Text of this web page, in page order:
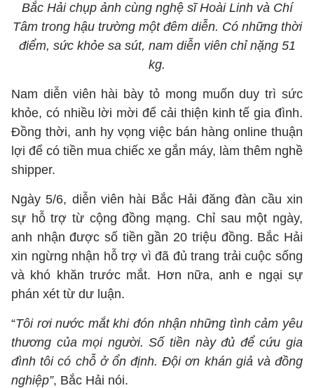
Bắc Hải chụp ảnh cùng nghệ sĩ Hoài Linh và Chí
Tâm trong hậu trường một đêm diễn. Có những thời
điểm, sức khỏe sa sút, nam diễn viên chỉ nặng 51
kg.
Nam diễn viên hài bày tỏ mong muốn duy trì sức
khỏe, có nhiều lời mời để cải thiện kinh tế gia đình.
Đồng thời, anh hy vọng việc bán hàng online thuận
lợi để có tiền mua chiếc xe gắn máy, làm thêm nghề
shipper.
Ngày 5/6, diễn viên hài Bắc Hải đăng đàn cầu xin
sự hỗ trợ từ cộng đồng mạng. Chỉ sau một ngày,
anh nhận được số tiền gần 20 triệu đồng. Bắc Hải
xin ngừng nhận hỗ trợ vì đã đủ trang trải cuộc sống
và khó khăn trước mắt. Hơn nữa, anh e ngại sự
phán xét từ dư luận.
“Tôi rơi nước mắt khi đón nhận những tình cảm yêu
thương của mọi người. Số tiền này đủ để cứu gia
đình tôi có chỗ ở ổn định. Đội ơn khán giả và đồng
nghiệp”, Bắc Hải nói.